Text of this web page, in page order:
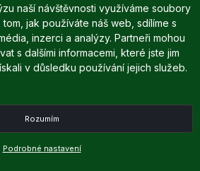
naší návštěvnosti využíváme soubory
jak používáte náš web, sdílíme s
inzerci a analýzy. Partneři mohou
s dalšími informacemi, které jste jim
v důsledku používání jejich služeb.
Rozumím
Podrobné nastavení